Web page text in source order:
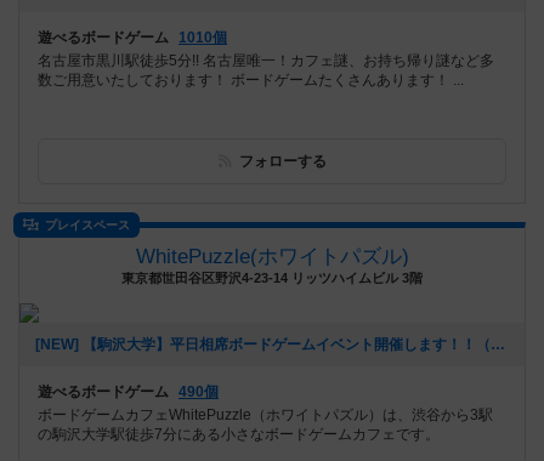
遊べるボードゲーム
1010個
名古屋市黒川駅徒歩5分!! 名古屋唯一！カフェ謎、お持ち帰り謎など多
数ご用意いたしております！ ボードゲームたくさんあります！ ...
フォローする
プレイスペース
WhitePuzzle(ホワイトパズル)
東京都世田谷区野沢4-23-14 リッツハイムビル 3階
[NEW] 【駒沢大学】平日相席ボードゲームイベント開催します！！（2023年02月14日 11時49分）
遊べるボードゲーム 490個
ボードゲームカフェWhitePuzzle（ホワイトパズル）は、渋谷から3駅
の駒沢大学駅徒歩7分にある小さなボードゲームカフェです。